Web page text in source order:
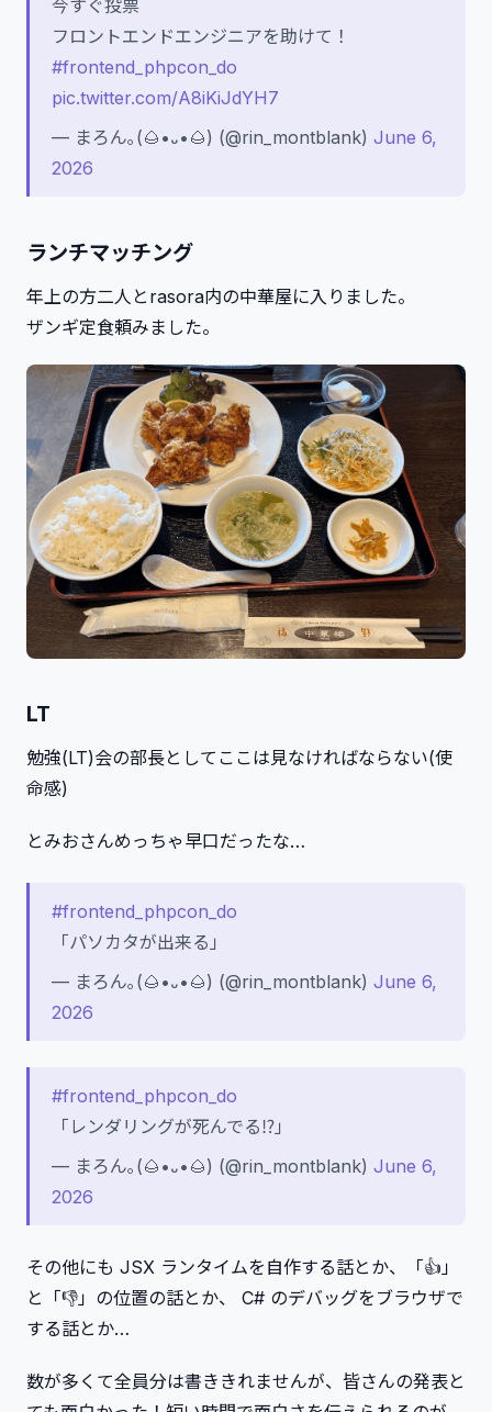
今すぐ投票
フロントエンドエンジニアを助けて！
#frontend_phpcon_do
pic.twitter.com/A8iKiJdYH7
— まろん｡(🌰•᎑•🌰) (@rin_montblank) June 6,
2026
ランチマッチング
年上の方二人とrasora内の中華屋に入りました。
ザンギ定食頼みました。
LT
勉強(LT)会の部長としてここは見なければならない(使
命感)
とみおさんめっちゃ早口だったな…
#frontend_phpcon_do
「パソカタが出来る」
— まろん｡(🌰•᎑•🌰) (@rin_montblank) June 6,
2026
#frontend_phpcon_do
「レンダリングが死んでる⁉️」
— まろん｡(🌰•᎑•🌰) (@rin_montblank) June 6,
2026
その他にも JSX ランタイムを自作する話とか、「👍」
と「👎」の位置の話とか、 C# のデバッグをブラウザで
する話とか…
数が多くて全員分は書ききれませんが、皆さんの発表と